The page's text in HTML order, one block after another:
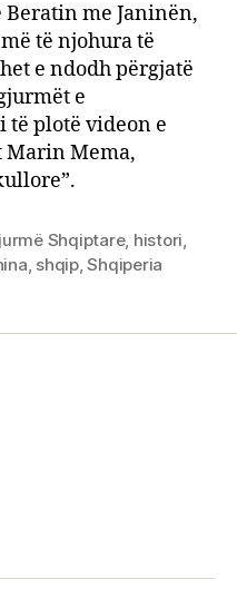
me Janinën,
të njohura të
e ndodh përgjatë
e
të plotë videon e
Marin Mema,
Shqiptare, histori,
, shqip,Shqiperia